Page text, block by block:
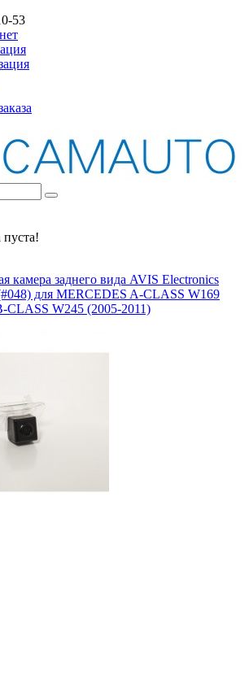
53
камера заднего вида AVIS Electronics
для MERCEDES A-CLASS W169
CLASS W245 (2005-2011)